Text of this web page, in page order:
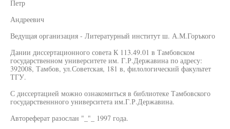
Петр
Андреевич
Ведущая организация - Литературный институт ш. А.М.Горъкого
Дании диссертационного совета К 113.49.01 в Тамбовском
государственном университете им. Г.Р.Державина по адресу:
392008, Тамбов, ул.Советская, 181 в, филологический факультет
ТГУ.
С диссертацией можно ознакомиться в библиотеке Тамбовского
государственнного университета им.Г.Р.Державина.
Автореферат разослан "_"_ 1997 года.